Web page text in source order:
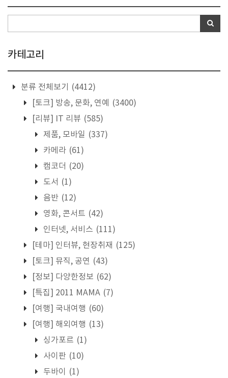
카테고리
분류 전체보기
(4412)
[토크] 방송, 문화, 연예
(3400)
[리뷰] IT 리뷰 (585)
제품, 모바일 (337)
카메라 (61)
캠코더 (20)
도서 (1)
음반 (12)
영화, 콘서트 (42)
인터넷, 서비스 (111)
[테마] 인터뷰, 현장취재 (125)
[토크] 뮤직, 공연 (43)
[정보] 다양한정보 (62)
[특집] 2011 MAMA (7)
[여행] 국내여행 (60)
[여행] 해외여행 (13)
싱가포르 (1)
사이판 (10)
두바이
(1)